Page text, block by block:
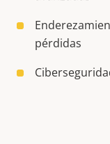
pérdidas